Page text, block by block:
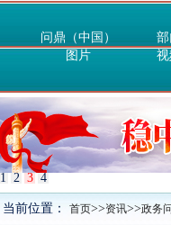
问鼎（中国） 部
图片
视
1 2 3 4
当前位置： 首页>>资讯>>政务